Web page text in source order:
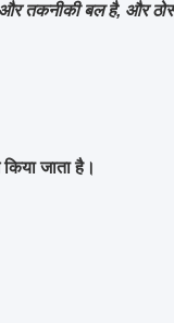
तकनीकी बल है, और ठोस
जाता है।